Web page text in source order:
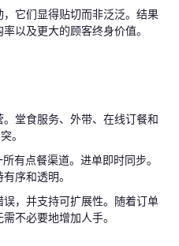
它们显得贴切而非泛泛。结果
以及更大的顾客终身价值。
堂食服务、外带、在线订餐和
。
有点餐渠道。进单即时同步。
序和透明。
，并支持可扩展性。随着订单
不必要地增加人手。